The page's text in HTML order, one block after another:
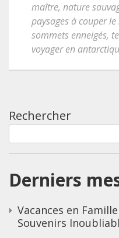
maître, nature
paysages à couper
sommets enneigés,
voyager en
Rechercher
Derniers
Vacances en
Souvenirs